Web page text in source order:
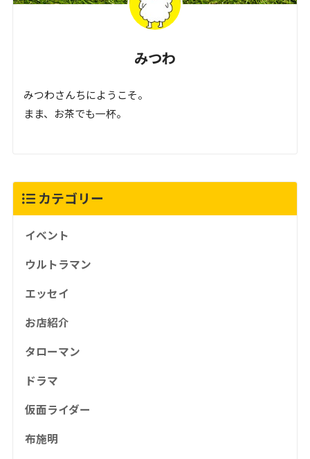
みつわ
みつわさんちにようこそ。
まま、お茶でも一杯。
カテゴリー
イベント
ウルトラマン
エッセイ
お店紹介
タローマン
ドラマ
仮面ライダー
布施明